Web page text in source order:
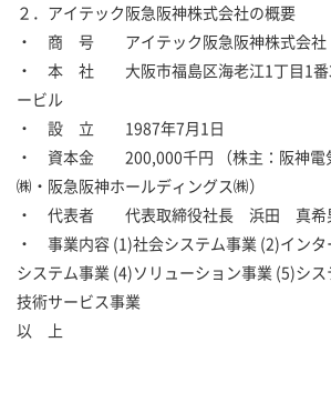
２．アイテック阪急阪神株式会社の概要
・ 商 号 アイテック阪急阪神株式会社
・ 本 社 大阪市福島区海老江1丁目1番
ービル
・ 設 立 1987年7月1日
・ 資本金 200,000千円 （株主：阪神電
㈱・阪急阪神ホールディングス㈱）
・ 代表者 代表取締役社長 浜田 真希
・ 事業内容 (1)社会システム事業 (2)イン
システム事業 (4)ソリューション事業 (5)シス
技術サービス事業
以 上